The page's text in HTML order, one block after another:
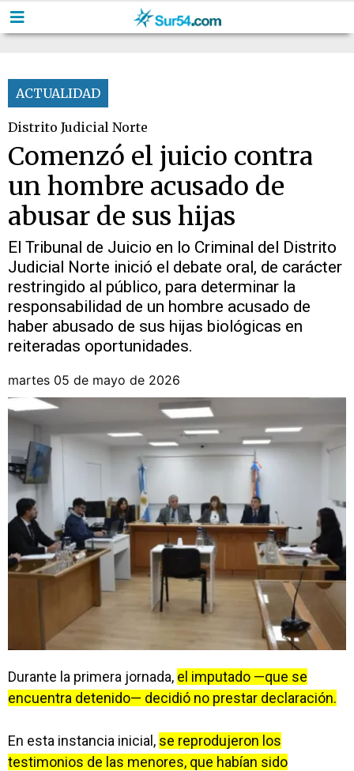
ACTUALIDAD
Distrito Judicial Norte
Comenzó el juicio contra
un hombre acusado de
abusar de sus hijas
El Tribunal de Juicio en lo Criminal del Distrito
Judicial Norte inició el debate oral, de carácter
restringido al público, para determinar la
responsabilidad de un hombre acusado de
haber abusado de sus hijas biológicas en
reiteradas oportunidades.
martes 05 de mayo de 2026
Durante la primera jornada, el imputado —que se
encuentra detenido— decidió no prestar declaración.
En esta instancia inicial, se reprodujeron los
testimonios de las menores, que habían sido